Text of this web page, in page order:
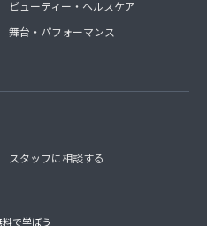
ビューティー・ヘルスケア
舞台・パフォーマンス
スタッフに相談する
で学ぼう